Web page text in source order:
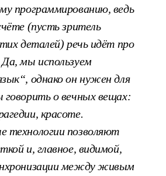
программированию, ведь
(пусть зритель
деталей) речь идёт про
мы используем
однако он нужен для
о вечных вещах:
красоте.
технологии позволяют
и, главное, видимой,
между живым